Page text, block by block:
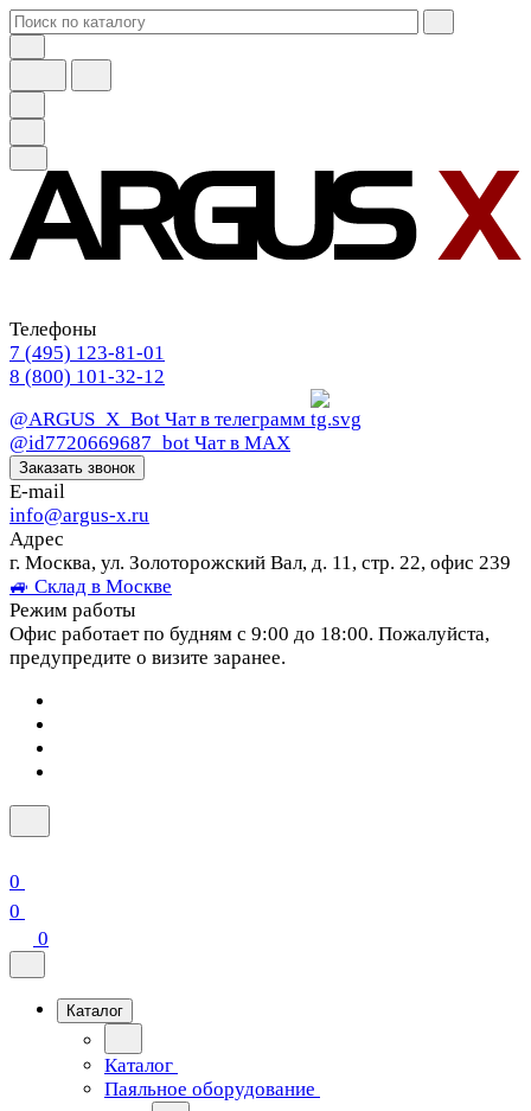
Телефоны
7 (495) 123-81-01
8 (800) 101-32-12
@ARGUS_X_Bot Чат в телеграмм
@id7720669687_bot Чат в МАХ
Заказать звонок
E-mail
info@argus-x.ru
Адрес
г. Москва, ул. Золоторожский Вал, д. 11, стр. 22, офис 239
🚙 Склад в Москве
Режим работы
Офис работает по будням с 9:00 до 18:00. Пожалуйста,
предупредите о визите заранее.
0
0
0
Каталог
Каталог
Паяльное оборудование